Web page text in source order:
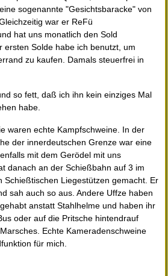
sogenannte "Gesichtsbaracke" von
war er ReFü
hat uns monatlich den Sold
ersten Solde habe ich benutzt, um
zu kaufen. Damals steuerfrei in
so fett, daß ich ihn kein einziges Mal
habe.
waren echte Kampfschweine. In der
der innerdeutschen Grenze war eine
mit dem Gerödel mit uns
danach an der Schießbahn auf 3 im
Schießtischen Liegestützen gemacht. Er
sah auch so aus. Andere Uffze haben
anstatt Stahlhelme und haben ihr
oder auf die Pritsche hintendrauf
Echte Kameradenschweine
für mich.